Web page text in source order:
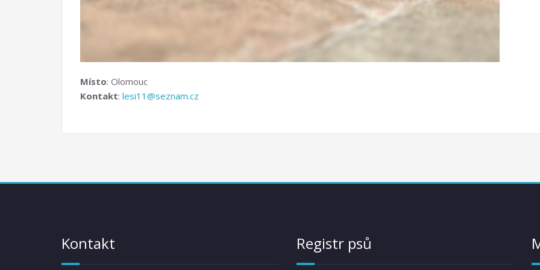
Místo: Olomouc
Kontakt: lesi11@seznam.cz
Kontakt Registr psů